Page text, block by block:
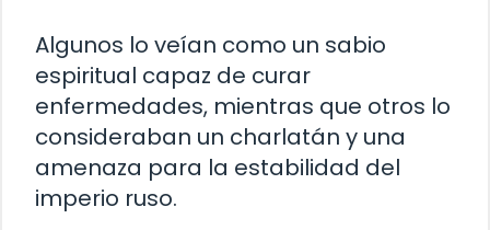
Algunos lo veían como un sabio
espiritual capaz de curar
enfermedades, mientras que otros lo
consideraban un charlatán y una
amenaza para la estabilidad del
imperio ruso.